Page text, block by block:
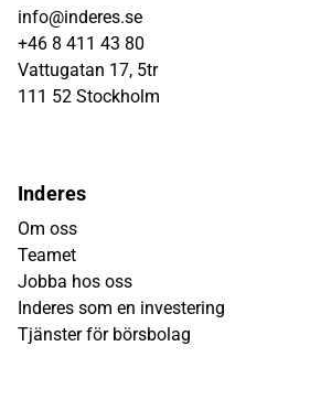
info@inderes.se
+46 8 411 43 80
Vattugatan 17, 5tr
111 52 Stockholm
Inderes
Om oss
Teamet
Jobba hos oss
Inderes som en investering
Tjänster för börsbolag